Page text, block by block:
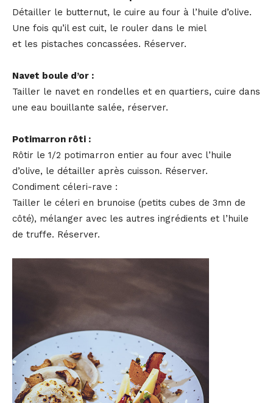
Détailler le butternut, le cuire au four à l’huile d’olive.
Une fois qu’il est cuit, le rouler dans le miel
et les pistaches concassées. Réserver.
Navet boule d’or :
Tailler le navet en rondelles et en quartiers, cuire dans
une eau bouillante salée, réserver.
Potimarron rôti :
Rôtir le 1/2 potimarron entier au four avec l’huile
d’olive, le détailler après cuisson. Réserver.
Condiment céleri-rave :
Tailler le céleri en brunoise (petits cubes de 3mn de
côté), mélanger avec les autres ingrédients et l’huile
de truffe. Réserver.